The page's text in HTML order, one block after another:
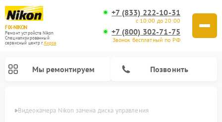
FIX-NIKON
Ремонт устройств Nikon
Специализированный
cервисный центр г.Киров
+7 (833) 222-10-31
с 10:00 до 20:00
+7 (800) 302-71-75
Звонок бесплатный по РФ
Мы ремонтируем Позвонить
Видеокамера Nikon замена диска управления